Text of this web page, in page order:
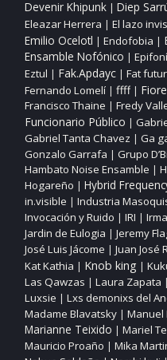
Devenir Khipunk| Diep
Eleazar Herrera | El lazo
Emilio Ocelotl | Endofobia |
Ensamble Nofónico |
Eztul | Fak.Apdayc| Fat
Fernando Lomelí| ffff|
Francisco Thaine | Fredy
Funcionario Público |
Gabriel Tanta Chavez | Ga
Gonzalo Garrafa | Grupo
Hambato Noise Ensamble |
Hogareño | Hybrid
in.visible | Industria
Invocación y Ruido | IRI |
Jardin de Eulogia | Jeremy
José Luis Jácome | Juan José
Kat Kathia | Knob king |
Las Qawzas | Laura Zapata |
Luxsie | Lxs demonixs del
Madame Blavatsky| Manuel
Marianne Teixido | Mariel
Mauricio Proaño | Mika